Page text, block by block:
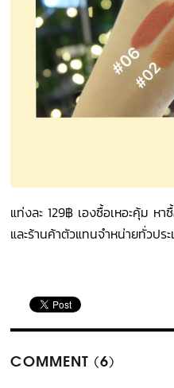
แท่งละ 129฿ เองซื้อเหอะคุ้ม ห
และร้านค้าตัวแทนจำหน่ายทั่วประ
COMMENT (6)